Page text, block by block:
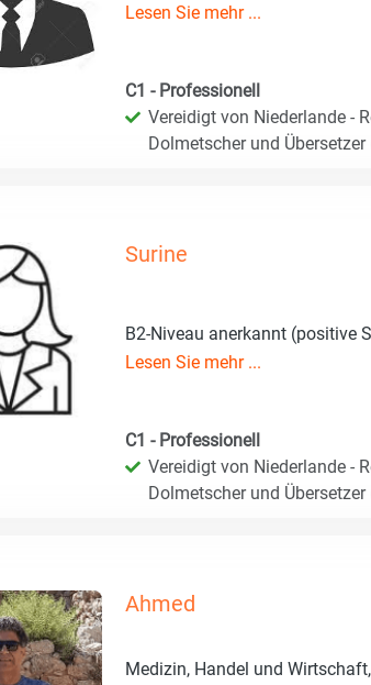
Lesen Sie mehr ...
C1 - Professionell
Vereidigt von Niederlande -
Dolmetscher und Übersetzer
Surine
B2-Niveau anerkannt (positive
Lesen Sie mehr ...
C1 - Professionell
Vereidigt von Niederlande -
Dolmetscher und Übersetzer
Ahmed
Medizin, Handel und